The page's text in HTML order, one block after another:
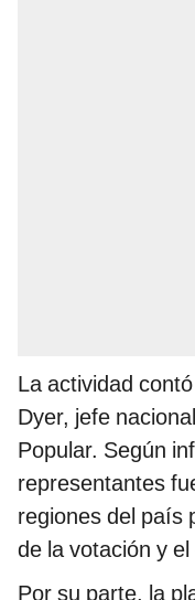
La actividad
Dyer, jefe
Popular. Según
representantes
regiones del país
de la votación y
Por su parte, la